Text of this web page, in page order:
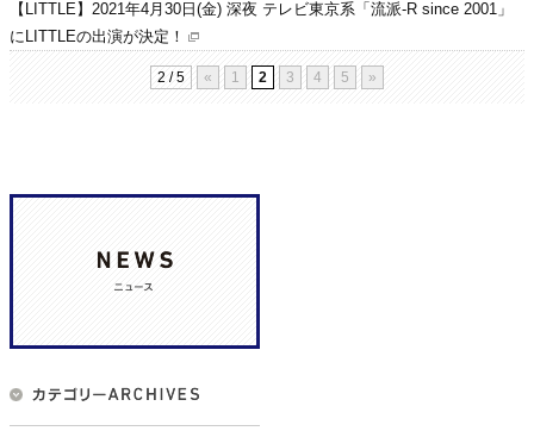
【LITTLE】2021年4月30日(金) 深夜 テレビ東京系「流派-R since 2001」
にLITTLEの出演が決定！
2 / 5 « 1 2 3 4 5 »